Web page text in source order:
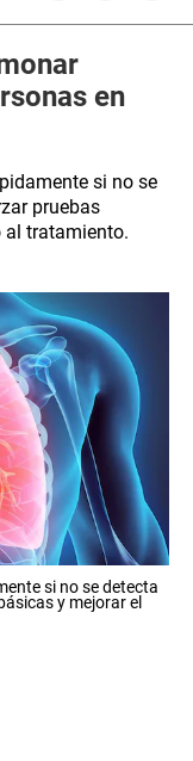
en
si no se
pruebas
al tratamiento.
si no se detecta
y mejorar el